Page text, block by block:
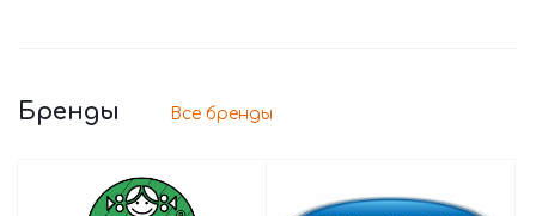
Бренды Все бренды